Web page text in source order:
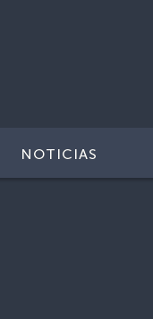
NOTICIAS